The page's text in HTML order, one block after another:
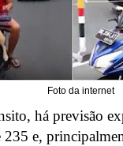
Foto da internet
há previsão
e,